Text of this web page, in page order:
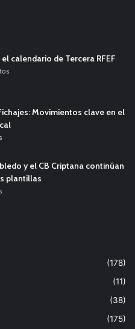
calendario de Tercera RFEF
Movimientos clave en el
y el CB Criptana continúan
plantillas
(178)
(11)
(38)
(175)